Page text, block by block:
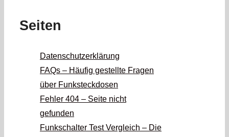
Seiten
Datenschutzerklärung
FAQs – Häufig gestellte Fragen
über Funksteckdosen
Fehler 404 – Seite nicht
gefunden
Funkschalter Test Vergleich – Die